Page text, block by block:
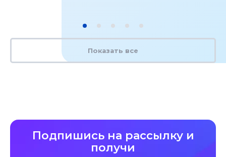
Показать все
Подпишись на рассылку и
получи